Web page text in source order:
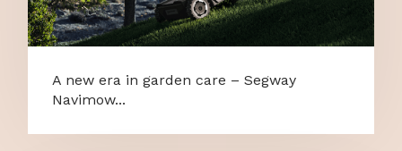
A new era in garden care – Segway
Navimow...